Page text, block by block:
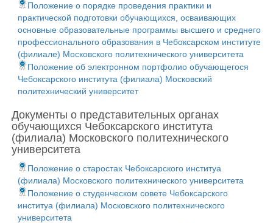
Положение о порядке проведения практики и
практической подготовки обучающихся, осваивающих
основные образовательные программы высшего и среднего
профессионального образования в Чебоксарском институте
(филиале) Московского политехнического университета
Положение об электронном портфолио обучающегося
Чебоксарского института (филиала) Московский
политехнический университет
Документы о представительных органах
обучающихся Чебоксарского института
(филиала) Московского политехнического
университета
Положение о старостах Чебоксарского институа
(филиала) Московского политехнического университета
Положение о студенческом совете Чебоксарского
институа (филиала) Московского политехнического
университета